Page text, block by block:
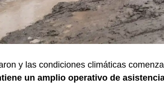
y las condiciones climáticas
un amplio operativo de